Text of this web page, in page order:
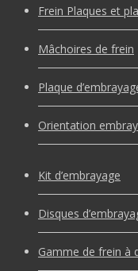
Frein Plaques et
Mâchoires de frein
Plaque
Orientation
Kit d’embrayage
Disques
Gamme de frein à